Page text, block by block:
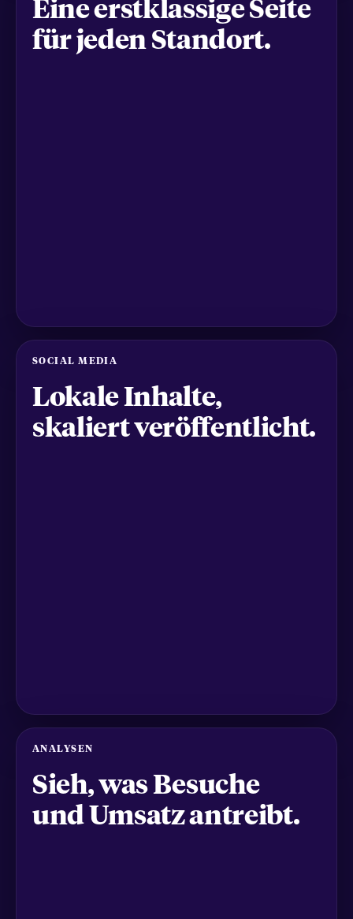
Eine erstklassige Seite
für jeden Standort.
SOCIAL MEDIA
Lokale Inhalte,
skaliert veröffentlicht.
ANALYSEN
Sieh, was Besuche
und Umsatz antreibt.